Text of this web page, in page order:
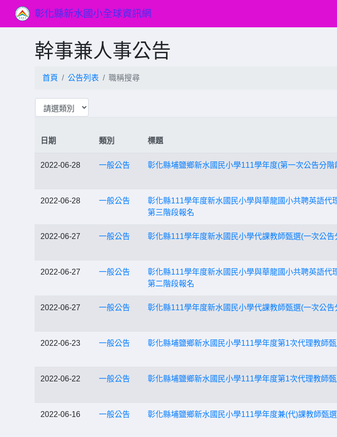
彰化縣新水國小全球資訊網
幹事兼人事公告
首頁 公告列表 職稱搜尋
日期 類別 標題
2022-06-28 一般公告 彰化縣埔鹽鄉新水國民小學111學年度(第一次公告分
2022-06-28 一般公告
彰化縣111學年度新水國民小學與華龍國小共聘英語
第三階段報名
2022-06-27 一般公告 彰化縣111學年度新水國民小學代課教師甄選(一次公
2022-06-27 一般公告
彰化縣111學年度新水國民小學與華龍國小共聘英語
第二階段報名
2022-06-27 一般公告 彰化縣111學年度新水國民小學代課教師甄選(一次公
2022-06-23 一般公告 彰化縣埔鹽鄉新水國民小學111學年度第1次代理教
2022-06-22 一般公告 彰化縣埔鹽鄉新水國民小學111學年度第1次代理教師
2022-06-16 一般公告 彰化縣埔鹽鄉新水國民小學111學年度兼(代)課教師甄